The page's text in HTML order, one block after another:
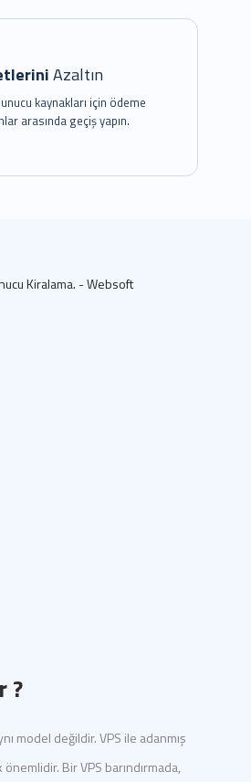
Azaltın
kaynakları için ödeme
arasında geçiş yapın.
?
model değildir. VPS ile adanmış
Bir VPS barındırmada,